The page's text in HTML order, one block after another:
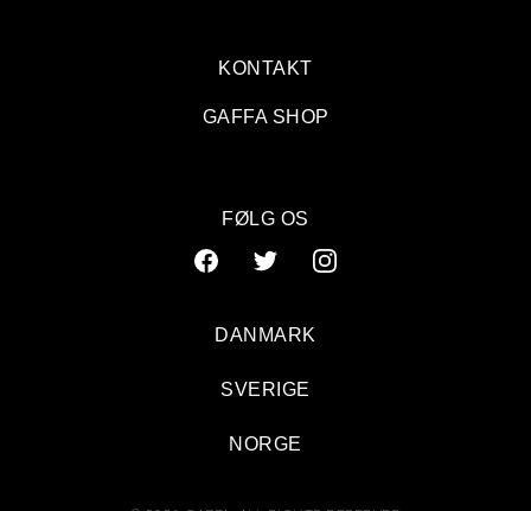
KONTAKT
GAFFA SHOP
FØLG OS
DANMARK
SVERIGE
NORGE